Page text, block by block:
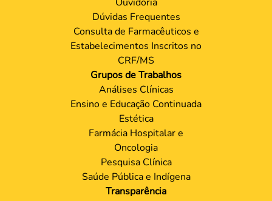
Dúvidas Frequentes
Consulta de Farmacêuticos e
Estabelecimentos Inscritos no
CRF/MS
Grupos de Trabalhos
Análises Clínicas
Ensino e Educação Continuada
Estética
Farmácia Hospitalar e
Oncologia
Pesquisa Clínica
Saúde Pública e Indígena
Transparência